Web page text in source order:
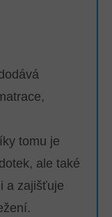
tomu je
ale také
a zajišťuje